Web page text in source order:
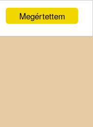
Megértettem